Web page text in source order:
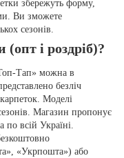
збережуть форму,
Ви зможете
сезонів.
і роздріб)?
Тап» можна в
безліч
Моделі
Магазин пропонує
по всій Україні.
«Укрпошта») або